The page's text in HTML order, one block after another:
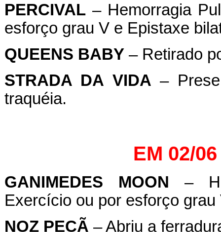
PERCIVAL– Hemorragia
esforço grau V e Epistaxe
QUEENS BABY– Retirado
STRADA DA VIDA –
traquéia.
EM 02/
GANIMEDES MOON –
Exercício ou por esforço
NOZ PECÃ – Abriu a